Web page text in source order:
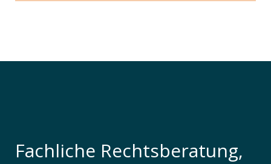
Fachliche Rechtsberatung,